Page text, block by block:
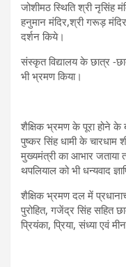
जोशीमठ स्थिति श्री नृसिंह
हनुमान मंदिर,श्री गरूड़
दर्शन किये।
संस्कृत विद्यालय के छात्र -
भी भ्रमण किया।
शैक्षिक भ्रमण के पूरा होने
पुष्कर सिंह धामी के चारधाम
मुख्यमंत्री का आभार जताया
थपलियाल को भी धन्यवाद
शैक्षिक भ्रमण दल में
पुरोहित, गजेंद्र सिंह सहित
प्रियंका, प्रिया, संध्या एवं